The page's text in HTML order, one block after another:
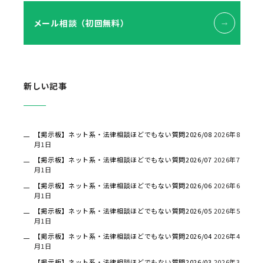
メール相談（初回無料）
新しい記事
【掲示板】ネット系・法律相談ほどでもない質問2026/08 2026年8
月1日
【掲示板】ネット系・法律相談ほどでもない質問2026/07 2026年7
月1日
【掲示板】ネット系・法律相談ほどでもない質問2026/06 2026年6
月1日
【掲示板】ネット系・法律相談ほどでもない質問2026/05 2026年5
月1日
【掲示板】ネット系・法律相談ほどでもない質問2026/04 2026年4
月1日